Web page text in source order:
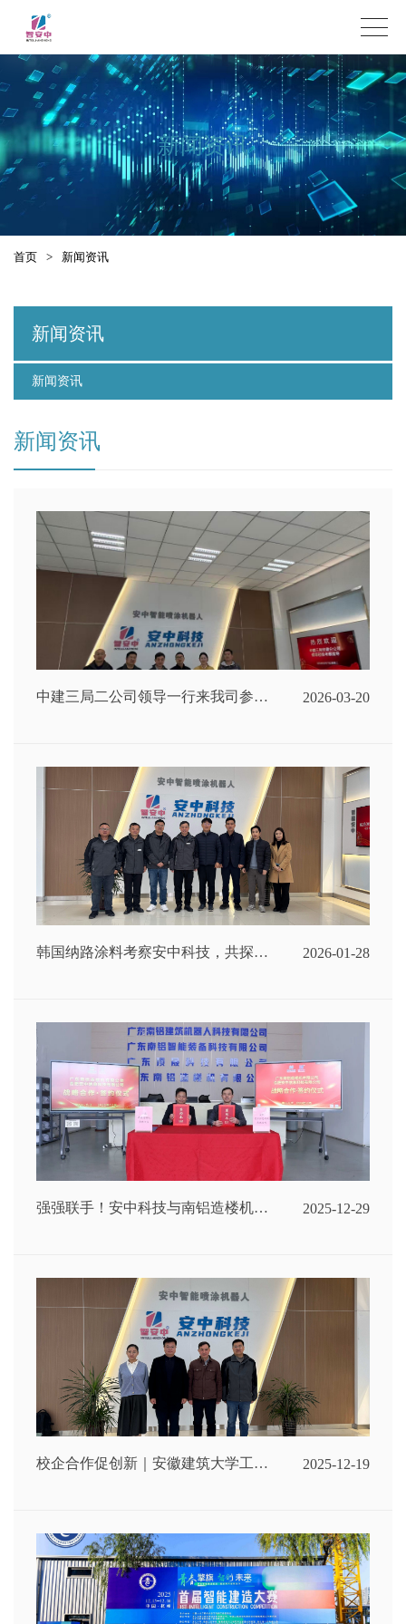
新闻资讯
首页 > 新闻资讯
新闻资讯
新闻资讯
新闻资讯
中建三局二公司领导一行来我司参观
2026-03-20
韩国纳路涂料考察安中科技，共探智
2026-01-28
强强联手！安中科技与南铝造楼机签
2025-12-29
校企合作促创新｜安徽建筑大学工程
2025-12-19